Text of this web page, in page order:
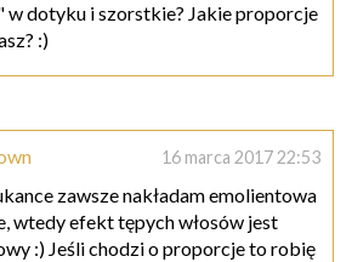
w dotyku i szorstkie? Jakie proporcje
:)
16 marca 2017 22:53
zawsze nakładam emolientowa
wtedy efekt tępych włosów jest
:) Jeśli chodzi o proporcje to robię